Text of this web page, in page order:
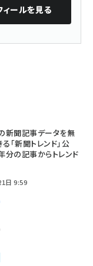
ィールを見る
新聞記事データを無
「新聞トレンド」公
分の記事からトレンド
日 9:59